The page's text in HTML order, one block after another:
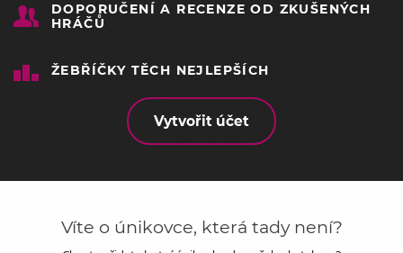
DOPORUČENÍ A RECENZE OD ZKUŠENÝCH
HRÁČŮ
ŽEBŘÍČKY TĚCH NEJLEPŠÍCH
Vytvořit účet
Víte o únikovce, která tady není?